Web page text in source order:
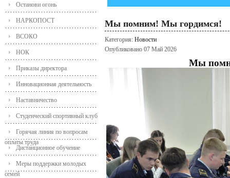
Останови огонь
НАРКОПОСТ
ВСОКО
НОК
Приказы директора
Инновационная деятельность
Наставничество
Студенческий спортивный клуб
Горячая линия по вопросам
оплаты труда
Дистанционное обучение
Меры поддержки молодых
семей
Мы помним! Мы гордимся!
Категория: Новости
Опубликовано 07 Май 2026
Мы